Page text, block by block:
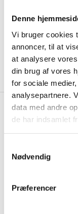
Denne
Vi bruger cookies
annoncer, til at
at analysere
din brug af vores
for sociale
analysepartnere.
data med andre
de har indsamlet
Nødvendig
Præferencer
Wallshop.dk
Gastrobutikken
7430 Ikast
Telefon træffetid: